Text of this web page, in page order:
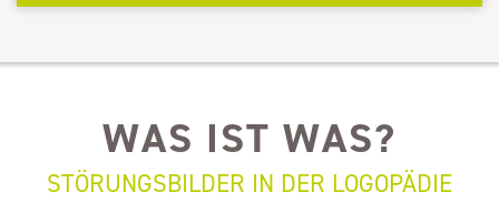
WAS IST WAS?
STÖRUNGSBILDER IN DER LOGOPÄDIE